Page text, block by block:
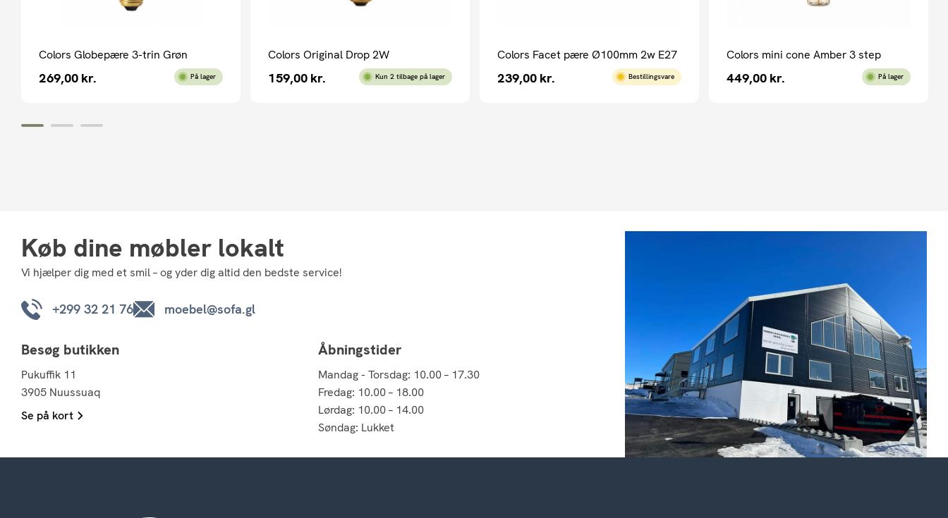
Colors Globepære 3-trin Grøn
269,00 kr. På lager
Colors Original Drop 2W
159,00 kr. Kun 2 tilbage på lager
Colors Facet pære Ø100mm 2w E27
239,00 kr. Bestillingsvare
Colors mini cone Amber 3 step
449,00 kr. På lager
Køb dine møbler lokalt
Vi hjælper dig med et smil – og yder dig altid den bedste service!
+299 32 21 76 moebel@sofa.gl
Besøg butikken
Pukuffik 11
3905 Nuussuaq
Se på kort
Åbningstider
Mandag - Torsdag: 10.00 – 17.30
Fredag: 10.00 – 18.00
Lørdag: 10.00 – 14.00
Søndag: Lukket